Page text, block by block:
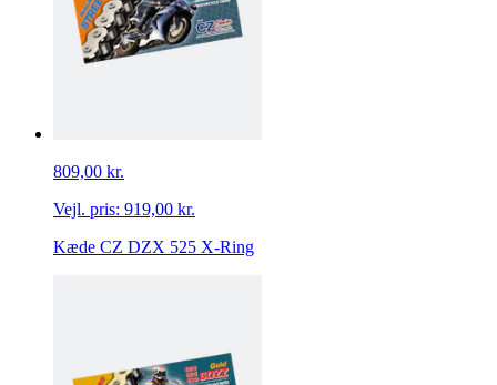
809,00 kr.
Vejl. pris: 919,00 kr.
Kæde CZ DZX 525 X-Ring